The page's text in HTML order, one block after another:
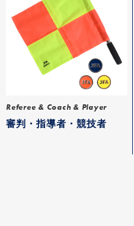
Referee & Coach & Player
審判・指導者・競技者